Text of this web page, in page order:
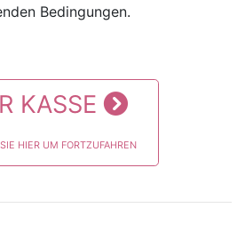
Bedingungen.
KASSE
HIER UM FORTZUFAHREN